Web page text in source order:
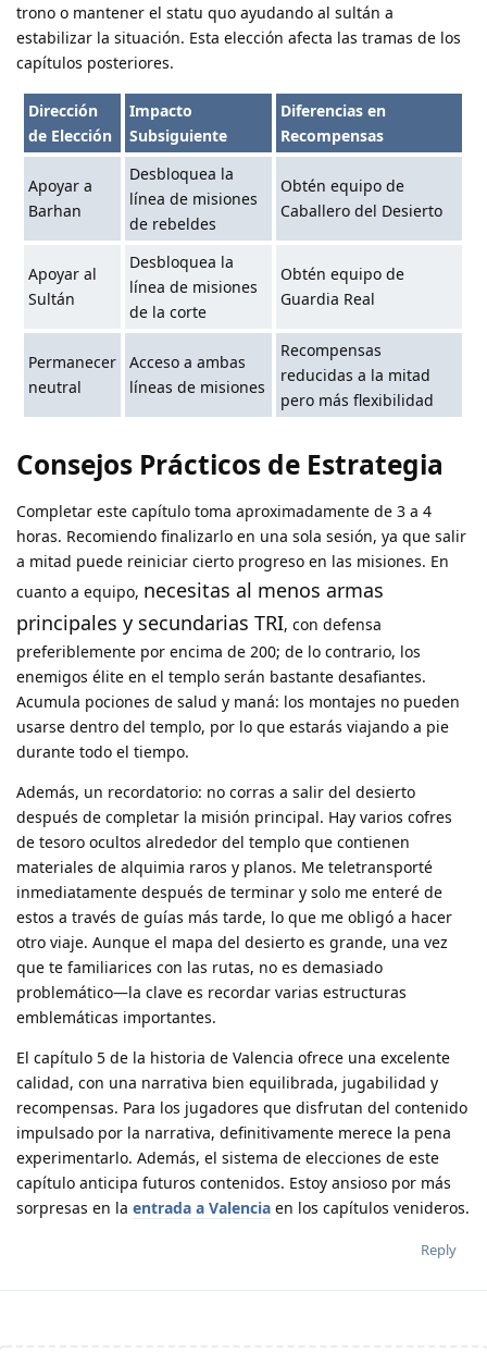
trono o mantener el statu quo ayudando al sultán a
estabilizar la situación. Esta elección afecta las tramas de los
capítulos posteriores.
Dirección
de Elección
Impacto
Subsiguiente
Diferencias en
Recompensas
Apoyar a
Barhan
Desbloquea la
línea de misiones
de rebeldes
Obtén equipo de
Caballero del Desierto
Apoyar al
Sultán
Desbloquea la
línea de misiones
de la corte
Obtén equipo de
Guardia Real
Permanecer
neutral
Acceso a ambas
líneas de misiones
Recompensas
reducidas a la mitad
pero más flexibilidad
Consejos Prácticos de Estrategia
Completar este capítulo toma aproximadamente de 3 a 4
horas. Recomiendo finalizarlo en una sola sesión, ya que salir
a mitad puede reiniciar cierto progreso en las misiones. En
cuanto a equipo, necesitas al menos armas
principales y secundarias TRI, con defensa
preferiblemente por encima de 200; de lo contrario, los
enemigos élite en el templo serán bastante desafiantes.
Acumula pociones de salud y maná: los montajes no pueden
usarse dentro del templo, por lo que estarás viajando a pie
durante todo el tiempo.
Además, un recordatorio: no corras a salir del desierto
después de completar la misión principal. Hay varios cofres
de tesoro ocultos alrededor del templo que contienen
materiales de alquimia raros y planos. Me teletransporté
inmediatamente después de terminar y solo me enteré de
estos a través de guías más tarde, lo que me obligó a hacer
otro viaje. Aunque el mapa del desierto es grande, una vez
que te familiarices con las rutas, no es demasiado
problemático—la clave es recordar varias estructuras
emblemáticas importantes.
El capítulo 5 de la historia de Valencia ofrece una excelente
calidad, con una narrativa bien equilibrada, jugabilidad y
recompensas. Para los jugadores que disfrutan del contenido
impulsado por la narrativa, definitivamente merece la pena
experimentarlo. Además, el sistema de elecciones de este
capítulo anticipa futuros contenidos. Estoy ansioso por más
sorpresas en la entrada a Valencia en los capítulos venideros.
Reply